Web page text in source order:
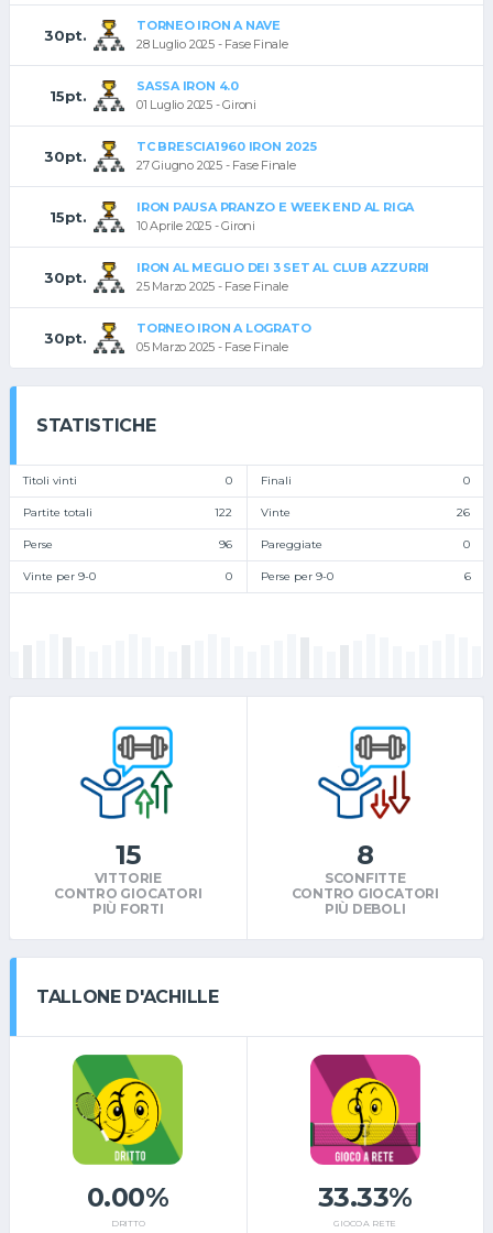
30pt.
TORNEO IRON A NAVE
28 Luglio 2025 - Fase Finale
15pt.
SASSA IRON 4.0
01 Luglio 2025 - Gironi
30pt.
TC BRESCIA1960 IRON 2025
27 Giugno 2025 - Fase Finale
15pt.
IRON PAUSA PRANZO E WEEK END AL RIGA
10 Aprile 2025 - Gironi
30pt.
IRON AL MEGLIO DEI 3 SET AL CLUB AZZURRI
25 Marzo 2025 - Fase Finale
30pt.
TORNEO IRON A LOGRATO
05 Marzo 2025 - Fase Finale
STATISTICHE
Titoli vinti 0 Finali 0
Partite totali 122 Vinte 26
Perse 96 Pareggiate 0
Vinte per 9-0 0 Perse per 9-0 6
15
VITTORIE
CONTRO GIOCATORI
PIÙ FORTI
8
SCONFITTE
CONTRO GIOCATORI
PIÙ DEBOLI
TALLONE D'ACHILLE
0.00%
DRITTO
33.33%
GIOCO A RETE